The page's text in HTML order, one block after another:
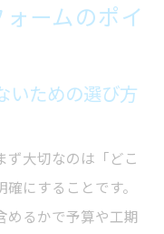
ームのポイ
いための選び方
ず大切なのは「どこ
にすることです。
めるかで予算や工期